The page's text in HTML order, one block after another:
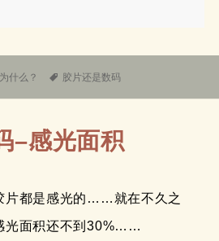
什么？
标
胶片还是数码
–感光面积
片都是感光的……就在不久之
光面积还不到30%……